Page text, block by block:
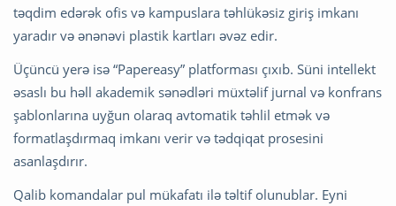
təqdim edərək ofis və kampuslara təhlükəsiz giriş imkanı
yaradır və ənənəvi plastik kartları əvəz edir.
Üçüncü yerə isə “Papereasy” platforması çıxıb. Süni intellekt
əsaslı bu həll akademik sənədləri müxtəlif jurnal və konfrans
şablonlarına uyğun olaraq avtomatik təhlil etmək və
formatlaşdırmaq imkanı verir və tədqiqat prosesini
asanlaşdırır.
Qalib komandalar pul mükafatı ilə təltif olunublar. Eyni